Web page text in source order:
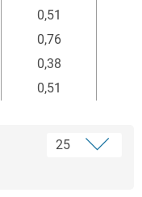
0,51
0,76
0,38
0,51